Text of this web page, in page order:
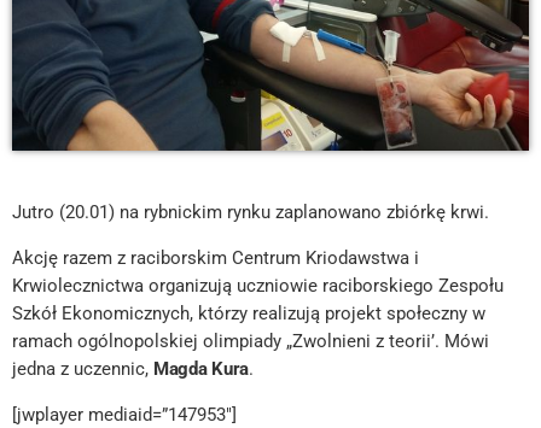
Jutro (20.01) na rybnickim rynku zaplanowano zbiórkę krwi.
Akcję razem z raciborskim Centrum Kriodawstwa i
Krwiolecznictwa organizują uczniowie raciborskiego Zespołu
Szkół Ekonomicznych, którzy realizują projekt społeczny w
ramach ogólnopolskiej olimpiady „Zwolnieni z teorii’. Mówi
jedna z uczennic, Magda Kura.
[jwplayer mediaid=”147953″]